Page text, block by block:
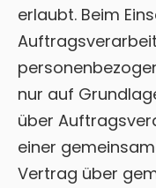
erlaubt. Beim
nur auf
über
einer
Vertrag über